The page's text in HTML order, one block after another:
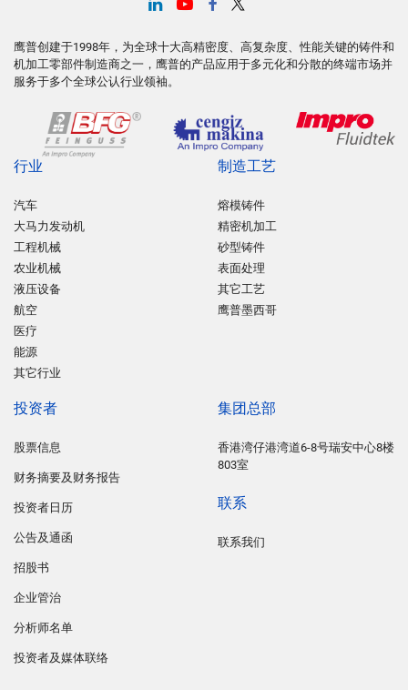
鹰普创建于1998年，为全球十大高精密度、高复杂度、性能关键的铸件和
机加工零部件制造商之一，鹰普的产品应用于多元化和分散的终端市场并
服务于多个全球公认行业领袖。
行业
汽车
大马力发动机
工程机械
农业机械
液压设备
航空
医疗
能源
其它行业
制造工艺
熔模铸件
精密机加工
砂型铸件
表面处理
其它工艺
鹰普墨西哥
投资者
股票信息
财务摘要及财务报告
投资者日历
公告及通函
招股书
企业管治
分析师名单
投资者及媒体联络
集团总部
香港湾仔港湾道6-8号瑞安中心8楼
803室
联系
联系我们